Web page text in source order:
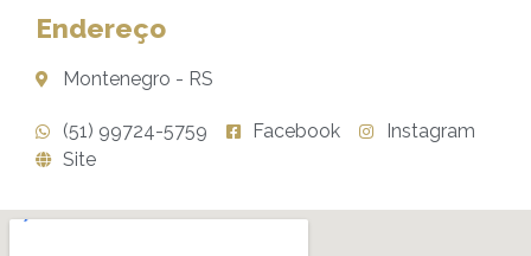
Endereço
Montenegro - RS
(51) 99724-5759 Facebook
Instagram
Site